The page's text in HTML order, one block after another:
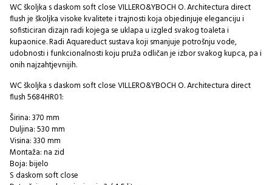
WC školjka s daskom soft close VILLERO&YBOCH O. Architectura direct
flush je školjka visoke kvalitete i trajnosti koja objedinjuje eleganciju i
sofisticiran dizajn radi kojega se uklapa u izgled svakog toaleta i
kupaonice. Radi Aquareduct sustava koji smanjuje potrošnju vode,
udobnosti i funkcionalnosti koju pruža odličan je izbor svakog kupca, pa i
onih najzahtjevnijih.
WC školjka s daskom soft close VILLERO&YBOCH O. Architectura direct
flush 5684HR01:
Širina: 370 mm
Duljina: 530 mm
Visina: 330 mm
Montaža: na zid
Boja: bijelo
S daskom soft close